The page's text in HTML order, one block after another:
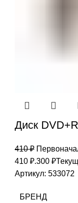
Диск
410₽
410 ₽.300 ₽
Артикул: 533072
БРЕНД